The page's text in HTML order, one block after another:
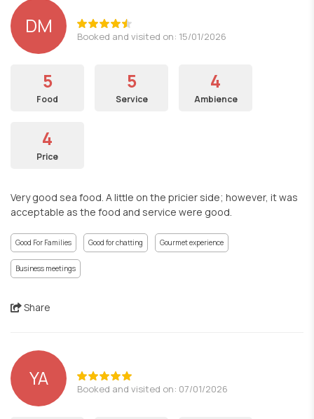
DM Booked and visited on: 15/01/2026
5
Food
5
Service
4
Ambience
4
Price
Very good sea food. A little on the pricier side; however, it was
acceptable as the food and service were good.
Good For Families Good for chatting Gourmet experience
Business meetings
Share
YA Booked and visited on: 07/01/2026